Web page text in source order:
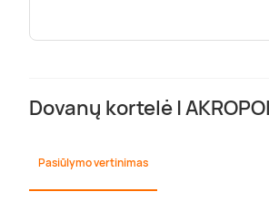
Dovanų kortelė |
Pasiūlymo vertinimas